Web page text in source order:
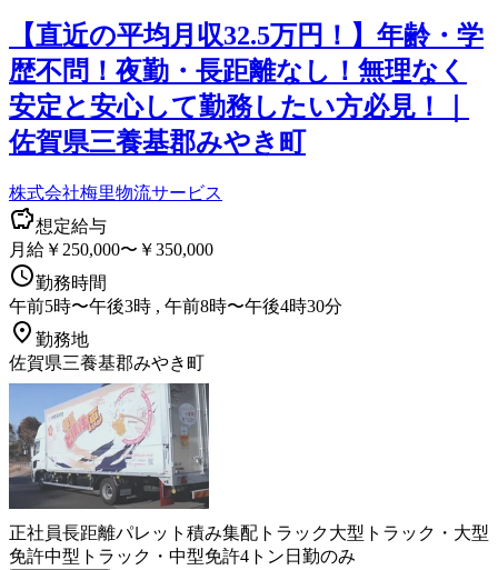
【直近の平均月収32.5万円！】年齢・学
歴不問！夜勤・長距離なし！無理なく
安定と安心して勤務したい方必見！｜
佐賀県三養基郡みやき町
株式会社梅里物流サービス
想定給与
月給￥250,000〜￥350,000
勤務時間
午前5時〜午後3時 , 午前8時〜午後4時30分
勤務地
佐賀県三養基郡みやき町
正社員長距離パレット積み集配 トラック大型トラック・大型
免許中型トラック・中型免許4トン 日勤のみ